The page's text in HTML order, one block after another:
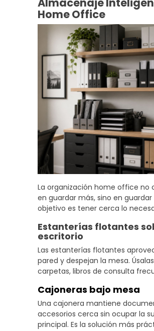
largas de forma sencilla y
Home Office
La organización home office no
en guardar más, sino en guardar
objetivo es tener cerca lo
el espacio eficiente.
Estanterías flotantes
escritorio
Las estanterías flotantes
pared y despejan la mesa.
carpetas, libros de consulta
personalice el espacio sin generar
desorden.
Cajoneras bajo mesa
Una cajonera mantiene
accesorios cerca sin ocupar la
principal. Es la solución más